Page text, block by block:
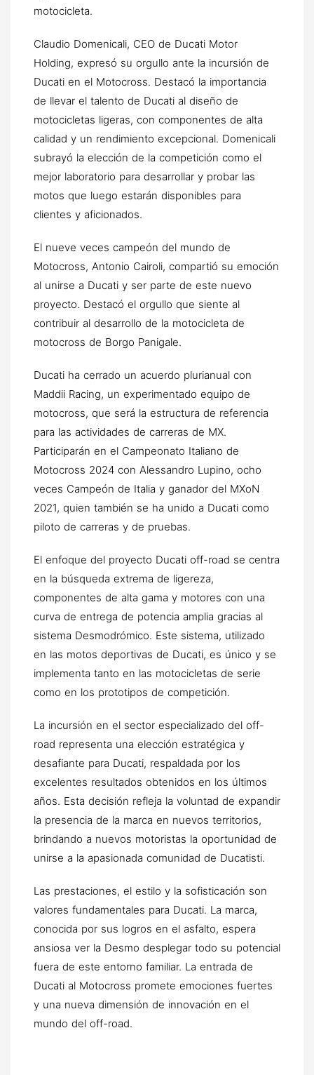
motocicleta.
Claudio Domenicali, CEO de Ducati Motor
Holding, expresó su orgullo ante la incursión de
Ducati en el Motocross. Destacó la importancia
de llevar el talento de Ducati al diseño de
motocicletas ligeras, con componentes de alta
calidad y un rendimiento excepcional. Domenicali
subrayó la elección de la competición como el
mejor laboratorio para desarrollar y probar las
motos que luego estarán disponibles para
clientes y aficionados.
El nueve veces campeón del mundo de
Motocross, Antonio Cairoli, compartió su emoción
al unirse a Ducati y ser parte de este nuevo
proyecto. Destacó el orgullo que siente al
contribuir al desarrollo de la motocicleta de
motocross de Borgo Panigale.
Ducati ha cerrado un acuerdo plurianual con
Maddii Racing, un experimentado equipo de
motocross, que será la estructura de referencia
para las actividades de carreras de MX.
Participarán en el Campeonato Italiano de
Motocross 2024 con Alessandro Lupino, ocho
veces Campeón de Italia y ganador del MXoN
2021, quien también se ha unido a Ducati como
piloto de carreras y de pruebas.
El enfoque del proyecto Ducati off-road se centra
en la búsqueda extrema de ligereza,
componentes de alta gama y motores con una
curva de entrega de potencia amplia gracias al
sistema Desmodrómico. Este sistema, utilizado
en las motos deportivas de Ducati, es único y se
implementa tanto en las motocicletas de serie
como en los prototipos de competición.
La incursión en el sector especializado del off-
road representa una elección estratégica y
desafiante para Ducati, respaldada por los
excelentes resultados obtenidos en los últimos
años. Esta decisión refleja la voluntad de expandir
la presencia de la marca en nuevos territorios,
brindando a nuevos motoristas la oportunidad de
unirse a la apasionada comunidad de Ducatisti.
Las prestaciones, el estilo y la sofisticación son
valores fundamentales para Ducati. La marca,
conocida por sus logros en el asfalto, espera
ansiosa ver la Desmo desplegar todo su potencial
fuera de este entorno familiar. La entrada de
Ducati al Motocross promete emociones fuertes
y una nueva dimensión de innovación en el
mundo del off-road.